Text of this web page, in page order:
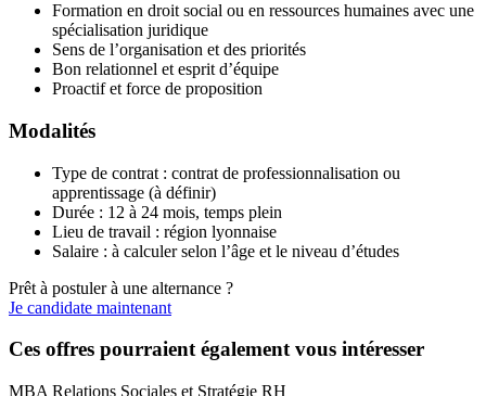
Formation en droit social ou en ressources humaines avec une
spécialisation juridique
Sens de l’organisation et des priorités
Bon relationnel et esprit d’équipe
Proactif et force de proposition
Modalités
Type de contrat : contrat de professionnalisation ou
apprentissage (à définir)
Durée : 12 à 24 mois, temps plein
Lieu de travail : région lyonnaise
Salaire : à calculer selon l’âge et le niveau d’études
Prêt à postuler à une alternance ?
Je candidate maintenant
Ces offres pourraient également vous intéresser
MBA Relations Sociales et Stratégie RH